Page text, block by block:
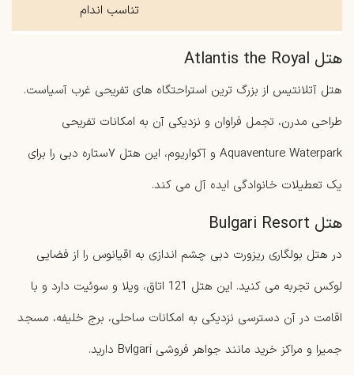
تناسب‌ اندام
هتل Atlantis the Royal
هتل آتلانتیس از بزرگ ترین استراحتگاه ‌های تفریحی غرب آسیاست.
طراحی مدرن، تجمل فراوان و نزدیکی آن به امکانات تفریحی
Aquaventure Waterpark و آکواریوم، این هتل ۷ستاره دبی را برای
یک تعطیلات خانوادگی ایده ‌آل می‌ کند.
هتل Bulgari Resort
در هتل بولگاری ریزورت دبی چشم اندازی به اقیانوس را از فضایی
لوکس تجربه می کنید. این هتل 121 اتاق، ویلا و سوئیت دارد و با
اقامت در آن دسترسی نزدیکی به امکانات ساحلی، برج خلیفه، مسجد
جمیرا و مراکز خرید مانند جواهر فروشی Bvlgari دارید.